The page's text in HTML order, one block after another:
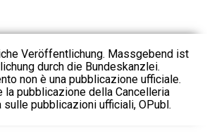
Veröffentlichung. Massgebend ist
durch die Bundeskanzlei.
non è una pubblicazione ufficiale.
la pubblicazione della Cancelleria
sulle pubblicazioni ufficiali, OPubl.